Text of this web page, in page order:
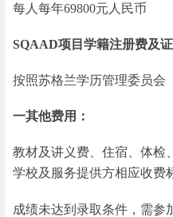
每人每年69800元人民币
SQAAD项目学籍注册费及证
按照苏格兰学历管理委员会
一其他费用：
教材及讲义费、住宿、体检
学校及服务提供方相应收费
成绩未达到录取条件，需参